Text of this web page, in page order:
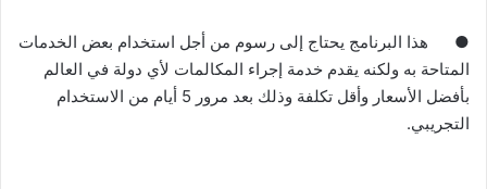
● هذا البرنامج يحتاج إلى رسوم من أجل استخدام بعض الخدمات
المتاحة به ولكنه يقدم خدمة إجراء المكالمات لأي دولة في العالم
بأفضل الأسعار وأقل تكلفة وذلك بعد مرور 5 أيام من الاستخدام
التجريبي.